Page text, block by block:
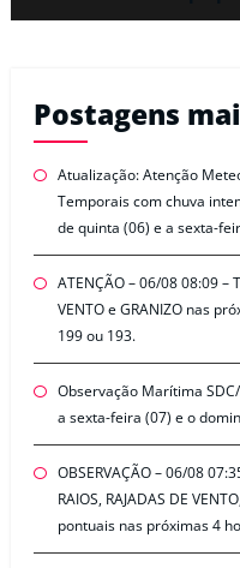
Postagens
Atualização: Atenção
Temporais com chuva
de quinta (06) e a sexta-
ATENÇÃO – 06/08 08:09 –
VENTO e GRANIZO nas
199 ou 193.
Observação Marítima
a sexta-feira (07) e o
OBSERVAÇÃO – 06/08
RAIOS, RAJADAS DE
pontuais nas próximas 4